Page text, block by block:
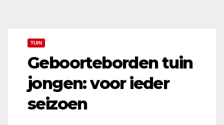
TUIN
Geboorteborden tuin
jongen: voor ieder
seizoen